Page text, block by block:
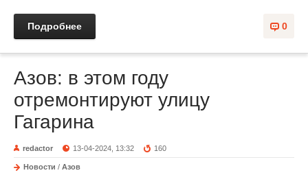
0
Подробнее
Азов: в этом году
отремонтируют улицу
Гагарина
redactor 13-04-2024, 13:32 160
Новости / Азов